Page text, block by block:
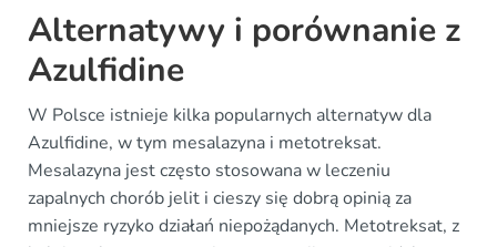
Alternatywy i porównanie z
Azulfidine
W Polsce istnieje kilka popularnych alternatyw dla
Azulfidine, w tym mesalazyna i metotreksat.
Mesalazyna jest często stosowana w leczeniu
zapalnych chorób jelit i cieszy się dobrą opinią za
mniejsze ryzyko działań niepożądanych. Metotreksat, z